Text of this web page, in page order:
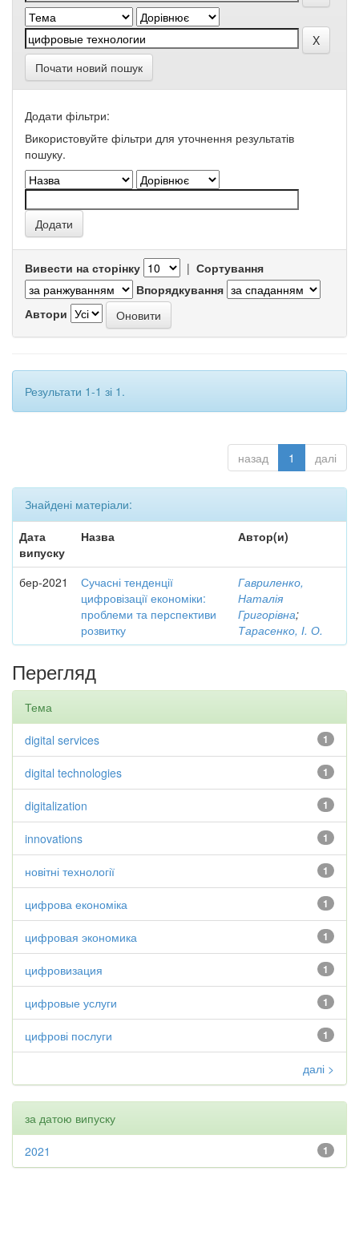
Почати новий пошук
Додати фільтри:
Використовуйте фільтри для уточнення результатів
пошуку.
Вивести на сторінку | Сортування
Впорядкування
Автори
Результати 1-1 зі 1.
назад 1 далі
Знайдені матеріали:
Дата
випуску
Назва Автор(и)
бер-2021
Сучасні тенденції
цифровізації економіки:
проблеми та перспективи
розвитку
Гавриленко,
Наталія
Григорівна;
Тарасенко, І. О.
Перегляд
Тема
1
digital services
1
digital technologies
1
digitalization
1
innovations
1
новітні технології
1
цифрова економіка
1
цифровая экономика
1
цифровизация
1
цифровые услуги
1
цифрові послуги
далі >
за датою випуску
1
2021